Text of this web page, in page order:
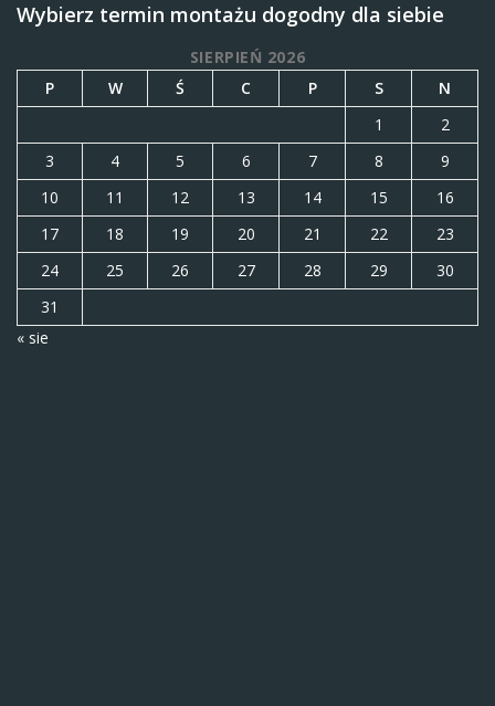
Wybierz termin montażu dogodny dla siebie
SIERPIEŃ 2026
P
W Ś C P S
N
1
2
3
4 5 6 7 8
9
10
11 12 13 14 15
16
17
18 19 20 21 22
23
24
25 26 27 28 29
30
31
« sie